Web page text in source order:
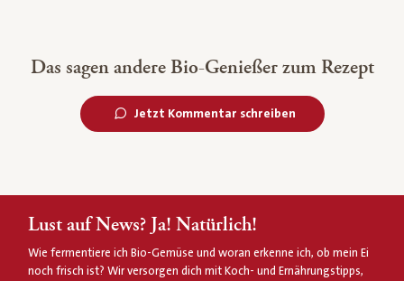
Das sagen andere Bio-Genießer zum Rezept
Jetzt Kommentar schreiben
Lust auf News? Ja! Natürlich!
Wie fermentiere ich Bio-Gemüse und woran erkenne ich, ob mein Ei
noch frisch ist? Wir versorgen dich mit Koch- und Ernährungstipps,